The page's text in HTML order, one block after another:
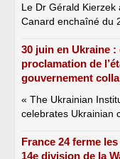
Le Dr Gérald Kierzek
Canard enchaîné du
30 juin en Ukraine
proclamation de
gouvernement
« The Ukrainian
celebrates Ukrainian
France 24 ferme
14e division de la